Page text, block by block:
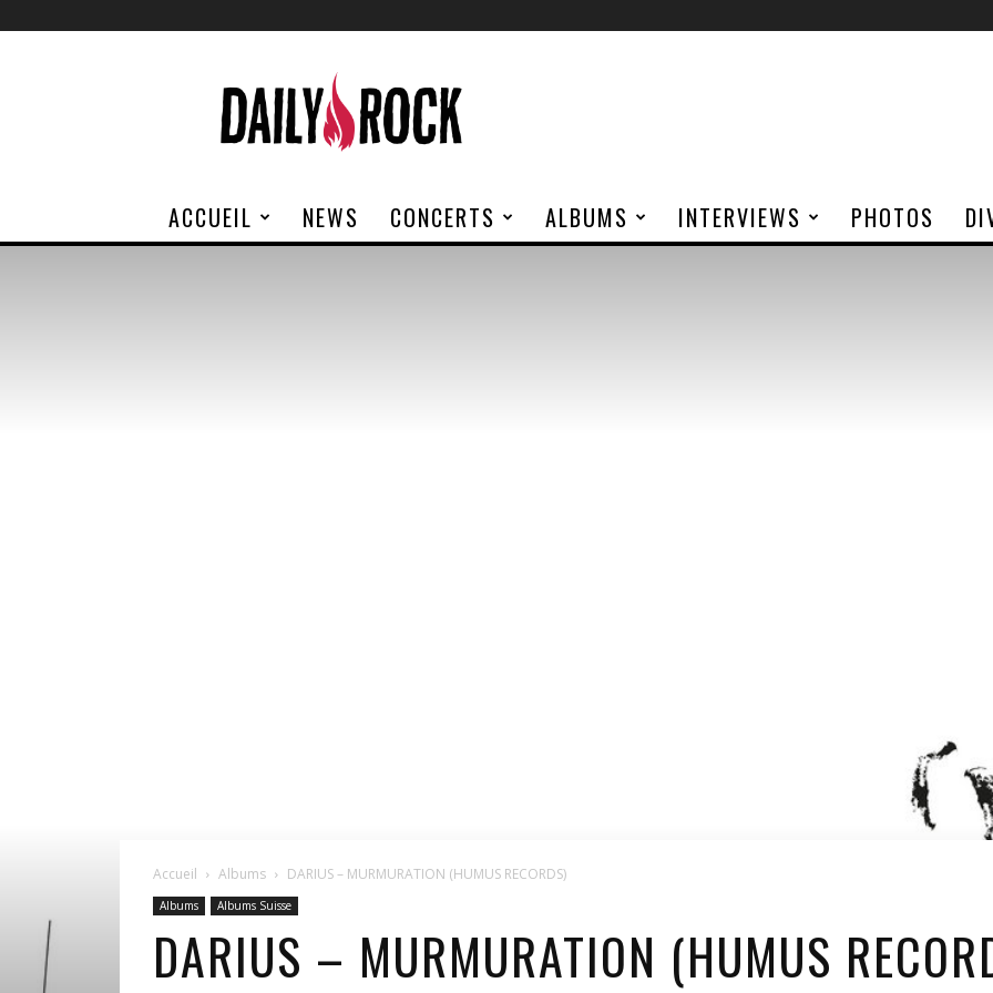
Rock
ACCUEIL NEWS CONCERTS ALBUMS INTERVIEWS PHOTOS
Accueil Albums DARIUS – MURMURATION (HUMUS RECORDS)
Albums Albums Suisse
DARIUS – MURMURATION (HUMUS